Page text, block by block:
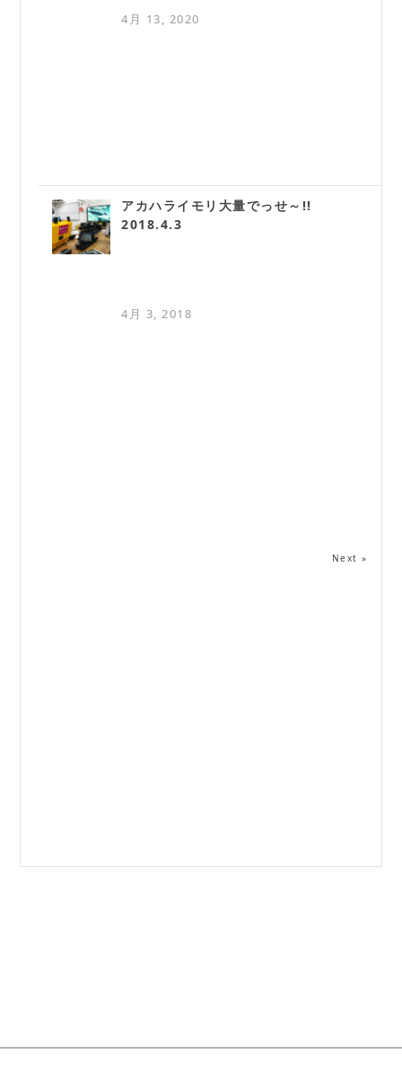
4月 13, 2020
アカハライモリ大量でっせ～!!
2018.4.3
4月 3, 2018
Next »